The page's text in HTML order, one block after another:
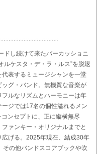
ドし続けて来たパーカッショニ
ルケスタ・デ・ラ・ルス”を脱退
表するミュージシャンを一堂
グ・バンド。無機質な音楽が
ルなリズムとハーモニーは年
ジでは17名の個性溢れるメン
コンセプトに、正に縦横無尽
ァンキー・オリジナルまでと
げる。2025年現在、結成30年
の他バンドスコアブックや吹